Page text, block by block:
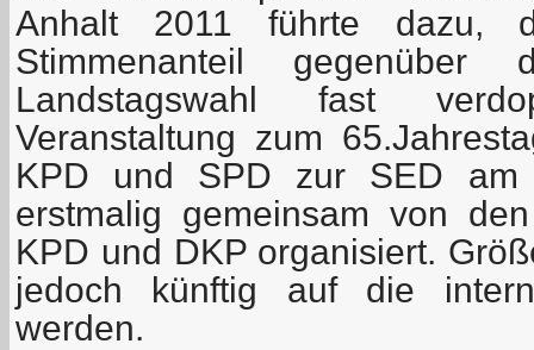
Anhalt 2011 führte dazu,
Stimmenanteil gegenüber
Landstagswahl fast
Veranstaltung zum
KPD und SPD zur SED
erstmalig gemeinsam von
KPD und DKP organisiert.
jedoch künftig auf die
werden.